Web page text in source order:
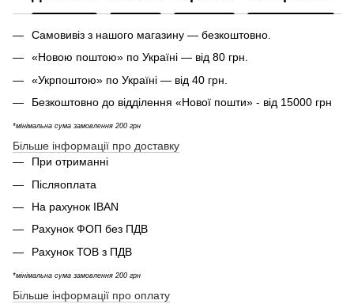
Самовивіз з нашого магазину — безкоштовно.
«Новою поштою» по Україні — від 80 грн.
«Укрпоштою» по Україні — від 40 грн.
Безкоштовно до відділення «Нової пошти» - від 15000 грн
*мінімальна сума замовлення 200 грн
Більше інформації про доставку
При отриманні
Післяоплата
На рахунок IBAN
Рахунок ФОП без ПДВ
Рахунок ТОВ з ПДВ
*мінімальна сума замовлення 200 грн
Більше інформації про оплату